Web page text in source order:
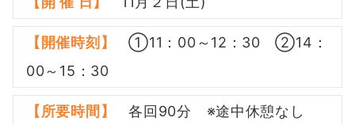
【開催時刻】
①11：00～12：30 ②14：
00～15：30
【所要時間】 各回90分 ※途中休憩なし